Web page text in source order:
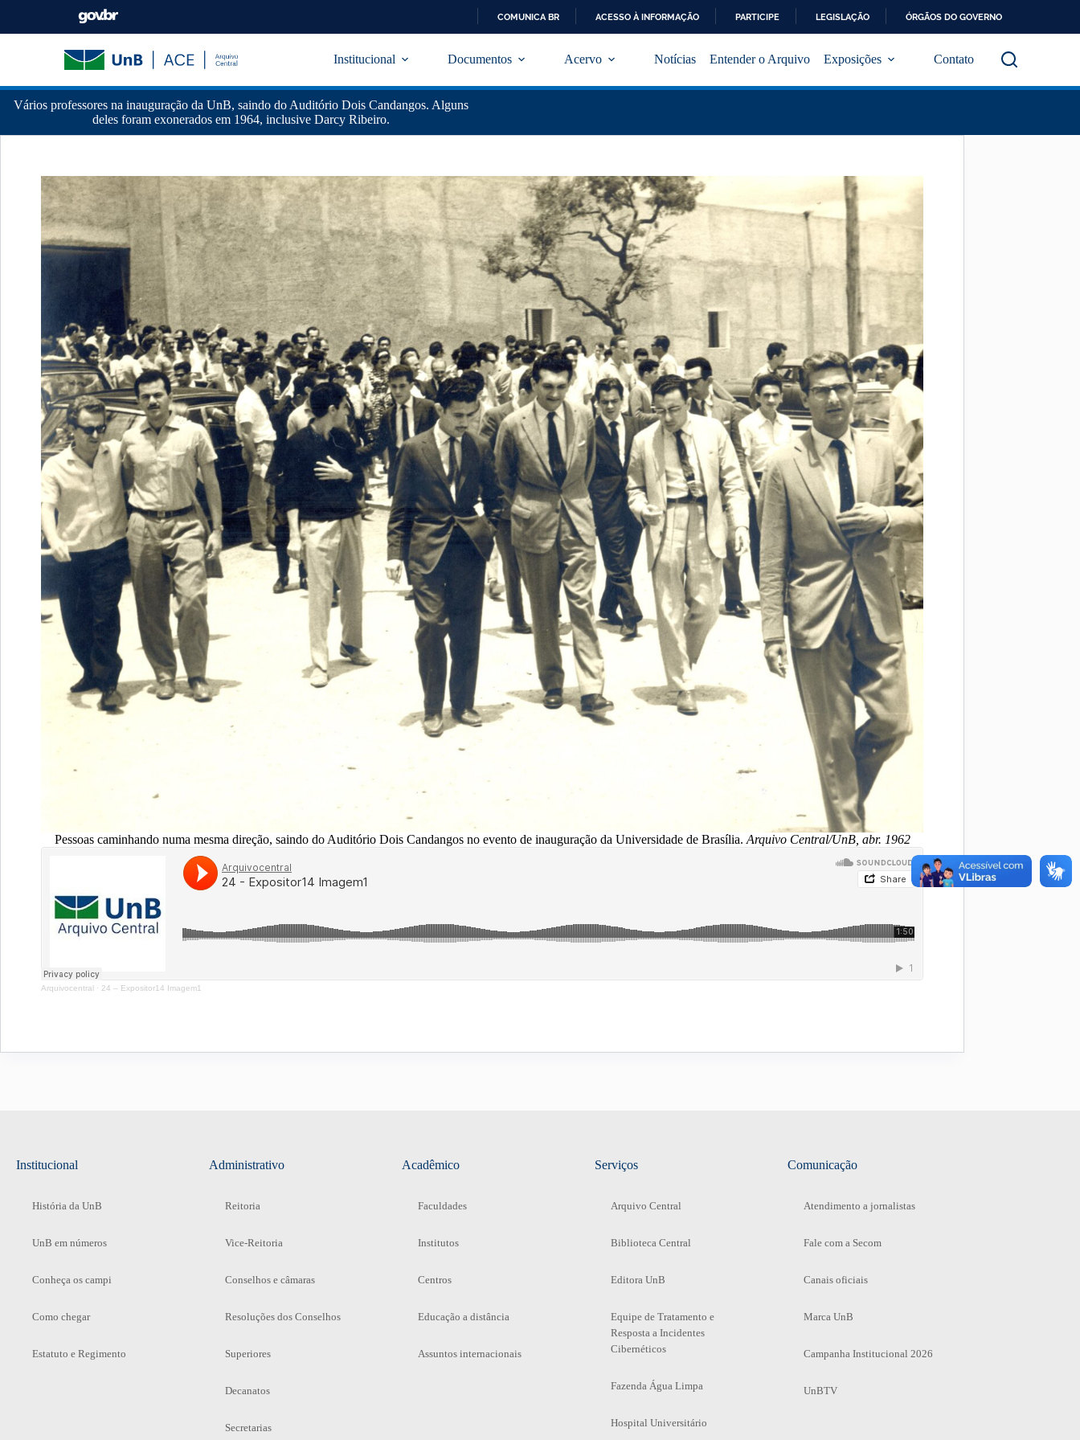
A
T
E
Ú
D
O
COMUNICA BR ACESSO À INFORMAÇÃO PARTICIPE LEGISLAÇÃO ÓRGÃOS DO GOVERNO
Institucional Documentos Acervo Notícias Entender o Arquivo Exposições Contato
Vários professores na inauguração da UnB, saindo do Auditório Dois Candangos. Alguns
deles foram exonerados em 1964, inclusive Darcy Ribeiro.
Pessoas caminhando numa mesma direção, saindo do Auditório Dois Candangos no evento de inauguração da Universidade de Brasília. Arquivo Central/UnB, abr. 1962
Arquivocentral · 24 – Expositor14 Imagem1
Institucional
História da UnB
UnB em números
Conheça os campi
Como chegar
Estatuto e Regimento
Administrativo
Reitoria
Vice-Reitoria
Conselhos e câmaras
Resoluções dos Conselhos
Superiores
Decanatos
Secretarias
Acadêmico
Faculdades
Institutos
Centros
Educação a distância
Assuntos internacionais
Serviços
Arquivo Central
Biblioteca Central
Editora UnB
Equipe de Tratamento e
Resposta a Incidentes
Cibernéticos
Fazenda Água Limpa
Hospital Universitário
Comunicação
Atendimento a jornalistas
Fale com a Secom
Canais oficiais
Marca UnB
Campanha Institucional 2026
UnBTV